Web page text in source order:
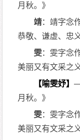
月秋。》
靖：靖字念
恭敬、谦虚、忠
雯：雯字念
美丽又有文采之义
【喻雯妤】
月秋。》
雯：雯字念
美丽又有文采之义